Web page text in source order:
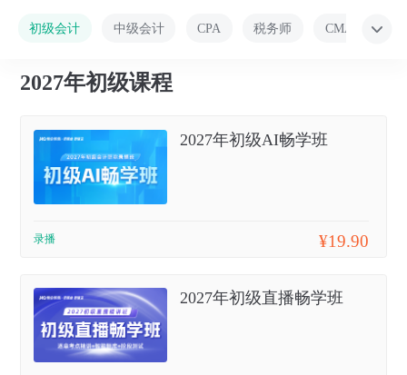
初级会计 中级会计 CPA 税务师 CMA
2027年初级课程
2027年初级AI畅学班
录播 ¥19.90
2027年初级直播畅学班